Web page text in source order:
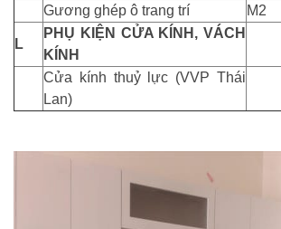
Gương ghép ô trang trí M2
L
PHỤ KIỆN CỬA KÍNH, VÁCH
KÍNH
Cửa kính thuỷ lực (VVP Thái
Lan)